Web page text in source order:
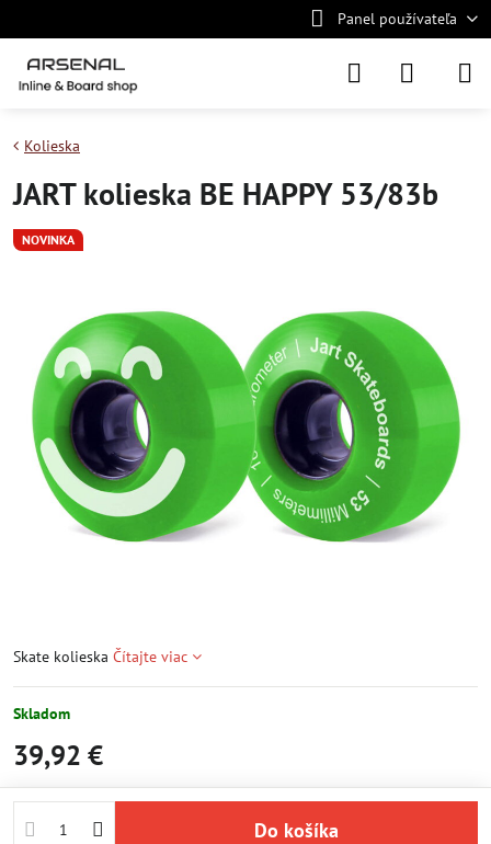
Panel používateľa
NOVINKA
Kolieska
JART kolieska BE HAPPY 53/83b
Skate kolieska Čítajte viac
Skladom
39,92 €
Do košíka